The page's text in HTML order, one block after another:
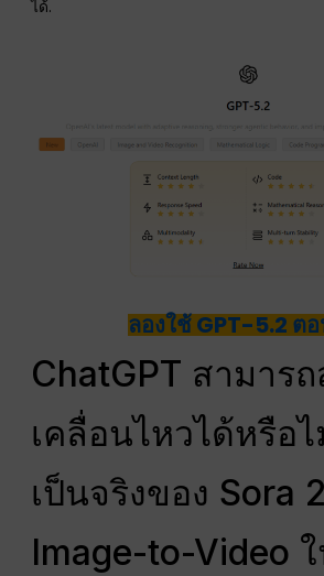
ได้.
ลองใช้ GPT-5.2 ต
ChatGPT สามาร
เคลื่อนไหวได้หรือ
เป็นจริงของ Sora
Image-to-Video